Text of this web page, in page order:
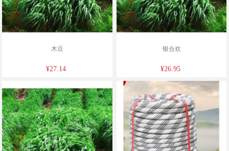
木豆
¥27.14
银合欢
¥26.95